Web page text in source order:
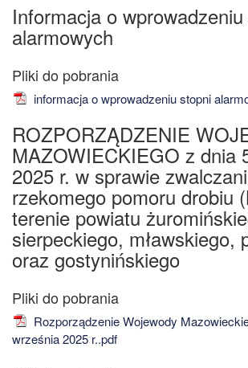
Informacja o
alarmowych
informacja o wprowadzeniu stopni
ROZPORZĄDZENIE
MAZOWIECKIEGO z dnia
2025 r. w sprawie
rzekomego pomoru drobiu
terenie powiatu
sierpeckiego, mławskiego,
oraz gostynińskiego
Rozporządzenie Wojewody
września 2025 r..pdf